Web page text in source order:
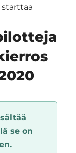
starttaa
se on